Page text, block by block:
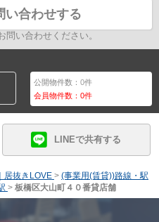
い合わせする
い合わせください。
公開物件数：0件
会員物件数：0件
LINEで共有する
居抜きLOVE > (事業用(賃貸))路線・駅
> 板橋区大山町４０番貸店舗